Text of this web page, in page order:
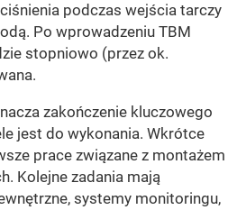
podczas wejścia tarczy
Po wprowadzeniu TBM
stopniowo (przez ok.
zakończenie kluczowego
jest do wykonania. Wkrótce
prace związane z montażem
Kolejne zadania mają
systemy monitoringu,